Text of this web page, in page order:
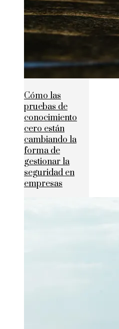
Cómo las
pruebas de
conocimiento
cero están
cambiando la
forma de
gestionar la
seguridad en
empresas